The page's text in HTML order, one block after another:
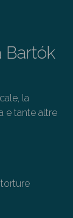
Bartók
la
e tante altre